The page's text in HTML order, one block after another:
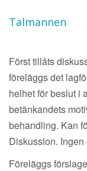
Talmannen
Först tillåts
föreläggs det
helhet för beslut i
betänkandets
behandling. Kan
Diskussion.
Föreläggs